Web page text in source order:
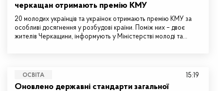
черкащан отримають премію КМУ
20 молодих українців та українок отримають премію КМУ за
особливі досягнення у розбудові країни. Поміж них – двоє
жителів Черкащини, інформують у Міністерстві молоді та…
ОСВІТА
Оновлено державні стандарти загальної
15:19